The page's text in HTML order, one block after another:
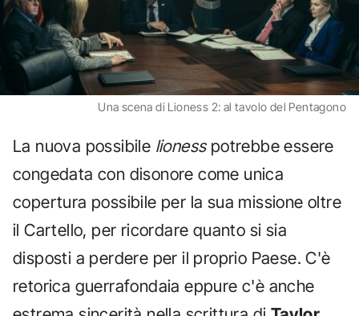
Una scena di Lioness 2: al tavolo del Pentagono
La nuova possibile lionesspotrebbe essere
congedata con disonore come unica
copertura possibile per la sua missione oltre
il Cartello, per ricordare quanto si sia
disposti a perdere per il proprio Paese. C'è
retorica guerrafondaia eppure c'è anche